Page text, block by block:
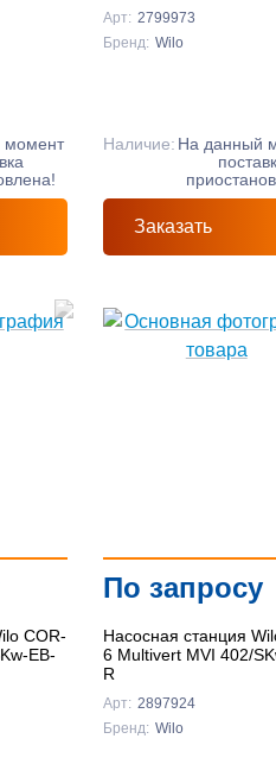
момент
Арт: 2799973
Бренд: Wilo
Наличие: На данный
Заказать
COR-
EB-
По запросу
Насосная станция
6 Multivert MVI 402/
R
Арт: 2897924
Бренд: Wilo